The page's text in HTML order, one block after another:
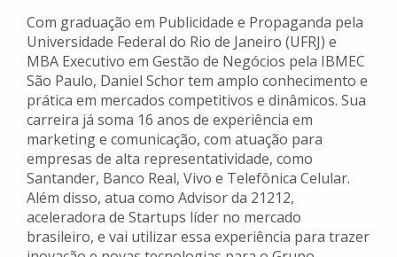
Com graduação em Publicidade e Propaganda pela
Universidade Federal do Rio de Janeiro (UFRJ) e
MBA Executivo em Gestão de Negócios pela IBMEC
São Paulo, Daniel Schor tem amplo conhecimento e
prática em mercados competitivos e dinâmicos. Sua
carreira já soma 16 anos de experiência em
marketing e comunicação, com atuação para
empresas de alta representatividade, como
Santander, Banco Real, Vivo e Telefônica Celular.
Além disso, atua como Advisor da 21212,
aceleradora de Startups líder no mercado
brasileiro, e vai utilizar essa experiência para trazer